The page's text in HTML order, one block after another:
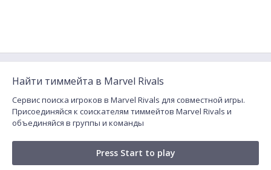
Найти тиммейта в Marvel Rivals
Сервис поиска игроков в Marvel Rivals для совместной игры.
Присоединяйся к соискателям тиммейтов Marvel Rivals и
объединяйся в группы и команды
Press Start to play